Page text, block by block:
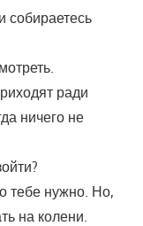
собираетесь
ради
ничего не
тебе нужно. Но,
на колени.